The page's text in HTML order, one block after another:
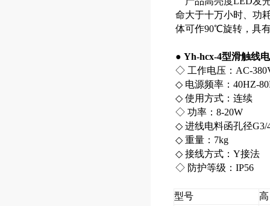
命大于十万小时、功
体可作90℃旋转，具
● Yh-hcx-4型滑触线
◇ 工作电压：AC-
◇ 电源频率：40HZ-
◇ 使用方式：连续
◇ 功率：8-20W
◇ 进线电料函孔径G3/
◇ 重量：7kg
◇ 接线方式：Y接法
◇ 防护等级：IP56
型号
高